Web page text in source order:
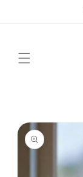
Skip to
product
information